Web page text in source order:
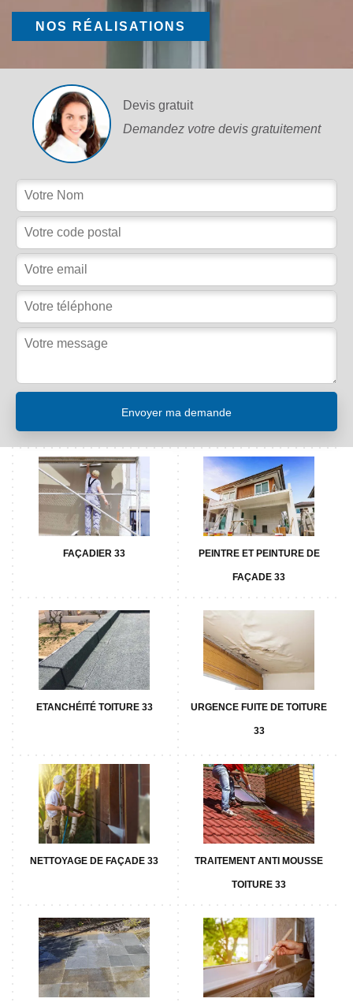
NOS RÉALISATIONS
Devis gratuit
Demandez votre devis gratuitement
FAÇADIER 33 PEINTRE ET PEINTURE DE
FAÇADE 33
ETANCHÉITÉ TOITURE 33 URGENCE FUITE DE TOITURE
33
NETTOYAGE DE FAÇADE 33 TRAITEMENT ANTI MOUSSE
TOITURE 33